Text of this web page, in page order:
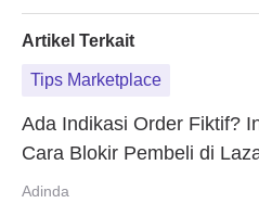
Artikel Terkait
Tips Marketplace
Ada Indikasi Order Fiktif?
Cara Blokir Pembeli di
Adinda